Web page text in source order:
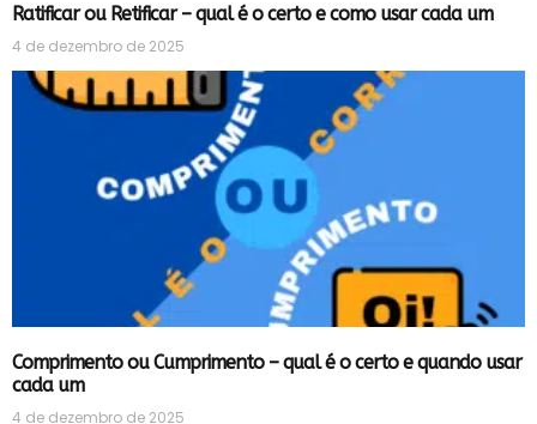
Ratificar ou Retificar – qual é o certo e como usar cada um
4 de dezembro de 2025
Comprimento ou Cumprimento – qual é o certo e quando usar
cada um
4 de dezembro de 2025